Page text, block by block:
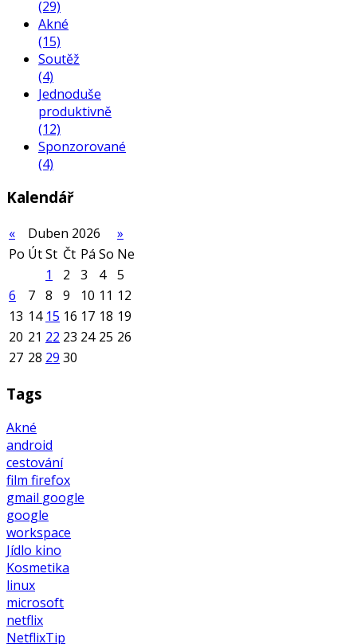
(29)
Akné
(15)
Soutěž
(4)
Jednoduše
produktivně
(12)
Sponzorované
(4)
Kalendář
« Duben 2026
»
Po ÚtSt Čt Pá So Ne
1
2 3 4
5
6
7 8 9 10 11 12
13 14 15 16 17 18 19
20 21 22 23 24 25 26
27 28 29 30
Tags
Akné
android
cestování
film firefox
gmail google
google
workspace
Jídlo kino
Kosmetika
linux
microsoft
netflix
NetflixTip